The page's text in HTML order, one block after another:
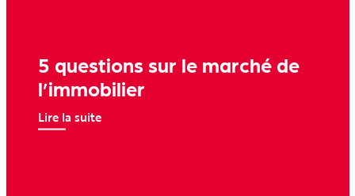
5 questions sur le marché de
l’immobilier
Lire la suite